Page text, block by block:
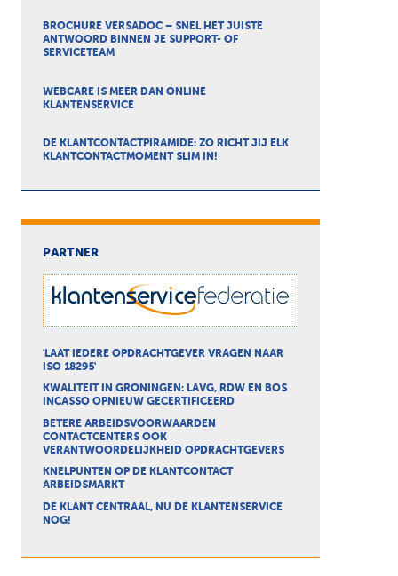
BROCHURE VERSADOC – SNEL HET JUISTE
ANTWOORD BINNEN JE SUPPORT- OF
SERVICETEAM
WEBCARE IS MEER DAN ONLINE
KLANTENSERVICE
DE KLANTCONTACTPIRAMIDE: ZO RICHT JIJ ELK
KLANTCONTACTMOMENT SLIM IN!
PARTNER
'LAAT IEDERE OPDRACHTGEVER VRAGEN NAAR
ISO 18295'
KWALITEIT IN GRONINGEN: LAVG, RDW EN BOS
INCASSO OPNIEUW GECERTIFICEERD
BETERE ARBEIDSVOORWAARDEN
CONTACTCENTERS OOK
VERANTWOORDELIJKHEID OPDRACHTGEVERS
KNELPUNTEN OP DE KLANTCONTACT
ARBEIDSMARKT
DE KLANT CENTRAAL, NU DE KLANTENSERVICE
NOG!